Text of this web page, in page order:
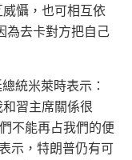
懾，也可相互依
為去卡對方把自己
統米萊時表示：
和習主席關係很
不能再占我們的便
示，特朗普仍有可